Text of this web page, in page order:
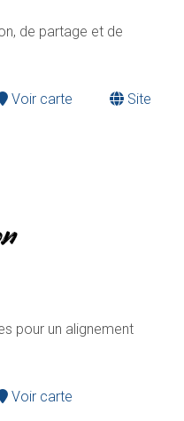
de partage et de
Voir carte
Site
pour un alignement
Voir carte